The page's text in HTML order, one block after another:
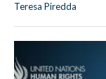
Teresa Piredda